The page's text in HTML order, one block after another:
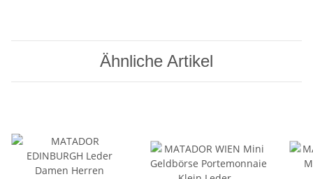
Ähnliche Artikel